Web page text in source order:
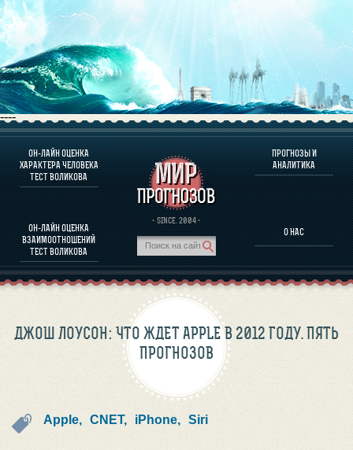
----
ОН-ЛАЙН ОЦЕНКА
ХАРАКТЕРА ЧЕЛОВЕКА
ТЕСТ ВОЛИКОВА
ОН-ЛАЙН ОЦЕНКА
ВЗАИМООТНОШЕНИЙ
ТЕСТ ВОЛИКОВА
· SINCE. 2004 ·
ПРОГНОЗЫ И
АНАЛИТИКА
О НАС
О ПРОГРАММЕ
ОЦЕНКА ХАРАКТЕРA ЧЕЛОВЕКА
ОЦЕНКА ХАРАКТЕРА ВЫДАЮЩИХСЯ ЛИЧНОСТЕЙ
О ПРОГРАММЕ
ПРОГНОЗЫ И АНАЛИТИКА
ДЖОШ ЛОУСОН: ЧТО ЖДЕТ APPLE В 2012 ГОДУ. ПЯТЬ
ПРОГНОЗОВ
Apple, CNET, iPhone, Siri